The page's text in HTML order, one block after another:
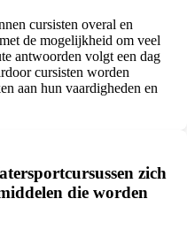
cursisten overal en
de mogelijkheid om veel
antwoorden volgt een dag
cursisten worden
aan hun vaardigheden en
zich
die worden